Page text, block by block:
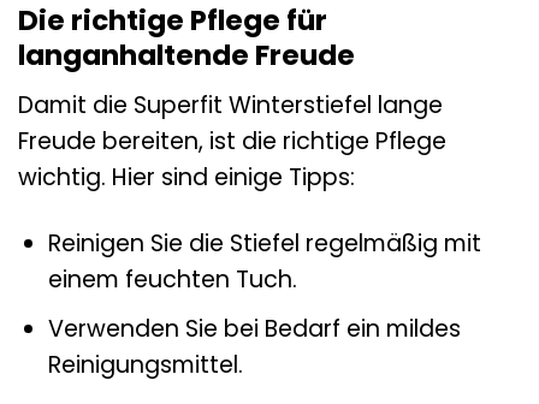
Die richtige Pflege für
langanhaltende Freude
Damit die Superfit Winterstiefel lange
Freude bereiten, ist die richtige Pflege
wichtig. Hier sind einige Tipps:
Reinigen Sie die Stiefel regelmäßig mit
einem feuchten Tuch.
Verwenden Sie bei Bedarf ein mildes
Reinigungsmittel.